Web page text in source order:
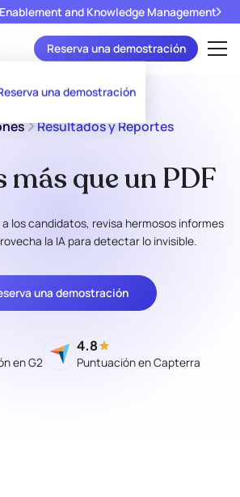
una demostración
and Knowledge Management
Reserva una demostración
Resultados y Reportes
más que un PDF
los candidatos, revisa hermosos informes
la IA para detectar lo invisible.
una demostración
en G2
4.8
Puntuación en Capterra